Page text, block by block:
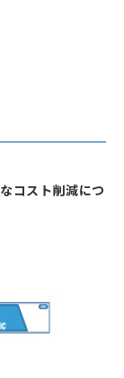
コスト削減につ